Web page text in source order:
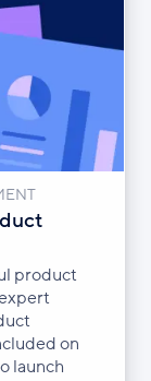
product
on
launch